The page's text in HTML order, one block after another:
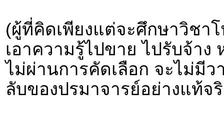
(ผู้ที่คิดเพียงแต่จะศึกษาวิชา
เอาความรู้ไปขาย ไปรับจ้า
ไม่ผ่านการคัดเลือก จะไม่มี
ลับของปรมาจารย์อย่างแท้จ